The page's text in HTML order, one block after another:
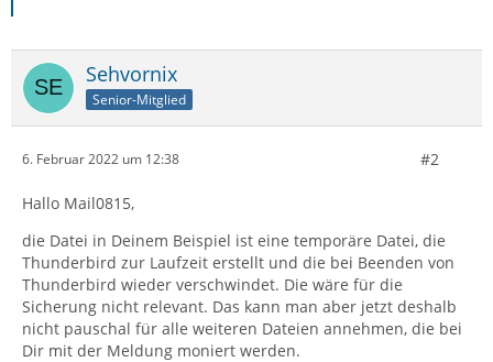
Sehvornix
Senior-Mitglied
6. Februar 2022 um 12:38 #2
Hallo Mail0815,
die Datei in Deinem Beispiel ist eine temporäre Datei, die
Thunderbird zur Laufzeit erstellt und die bei Beenden von
Thunderbird wieder verschwindet. Die wäre für die
Sicherung nicht relevant. Das kann man aber jetzt deshalb
nicht pauschal für alle weiteren Dateien annehmen, die bei
Dir mit der Meldung moniert werden.